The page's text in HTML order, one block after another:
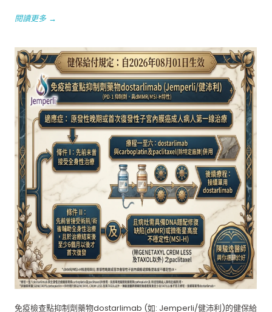
閱讀更多 →
免疫檢查點抑制劑藥物dostarlimab (如: Jemperli/健沛利)的健保給